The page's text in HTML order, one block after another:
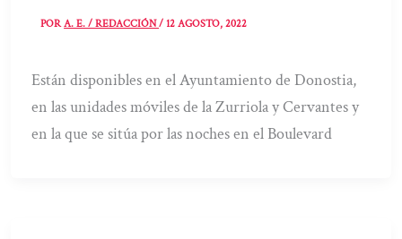
PORA. E. / REDACCIÓN/12 AGOSTO, 2022
Están disponibles en el Ayuntamiento de Donostia,
en las unidades móviles de la Zurriola y Cervantes y
en la que se sitúa por las noches en el Boulevard